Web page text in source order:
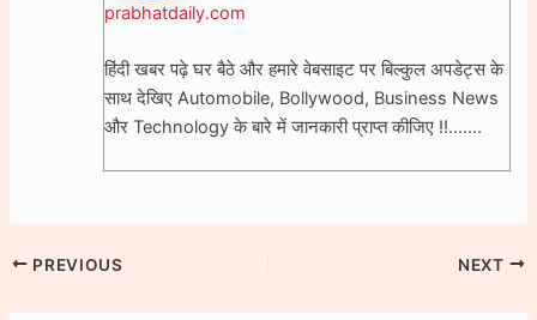
prabhatdaily.com
हिंदी खबर पढ़े घर बैठे और हमारे वेबसाइट पर बिल्कुल अपडेट्स के
साथ देखिए Automobile, Bollywood, Business News
और Technology के बारे में जानकारी प्राप्त कीजिए !!.......
PREVIOUS NEXT